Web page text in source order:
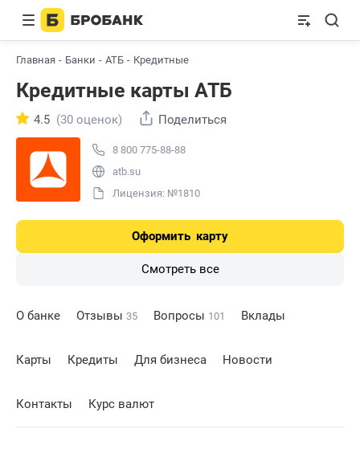
Главная Банки АТБ Кредитные
Кредитные карты АТБ
8 800 775-88-88
atb.su
Лицензия: №1810
4.5 (30 оценок) Поделиться
Оформить карту
Смотреть все
О банке Отзывы 35 Вопросы 101 Вклады
Карты Кредиты Для бизнеса Новости
Контакты Курс валют